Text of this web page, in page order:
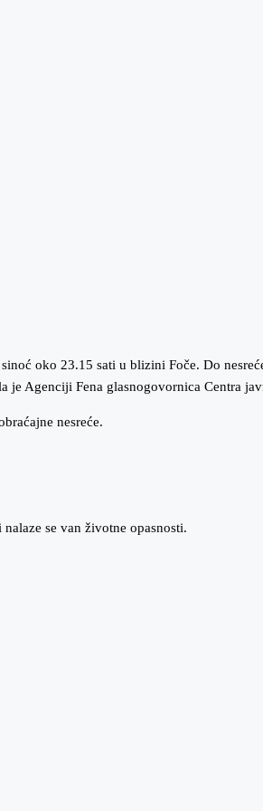
oko 23.15 sati u blizini Foče. Do
Agenciji Fena glasnogovornica Centra
nesreće.
se van životne opasnosti.